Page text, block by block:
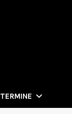
TERMINE